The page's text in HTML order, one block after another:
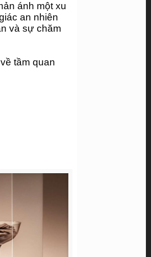
ánh một xu
an nhiên
và sự chăm
tầm quan